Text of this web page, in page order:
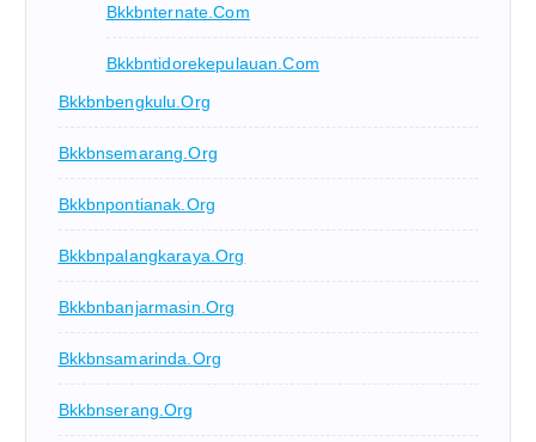
Bkkbnternate.com
Bkkbntidorekepulauan.com
Bkkbnbengkulu.org
Bkkbnsemarang.org
Bkkbnpontianak.org
Bkkbnpalangkaraya.org
Bkkbnbanjarmasin.org
Bkkbnsamarinda.org
Bkkbnserang.org